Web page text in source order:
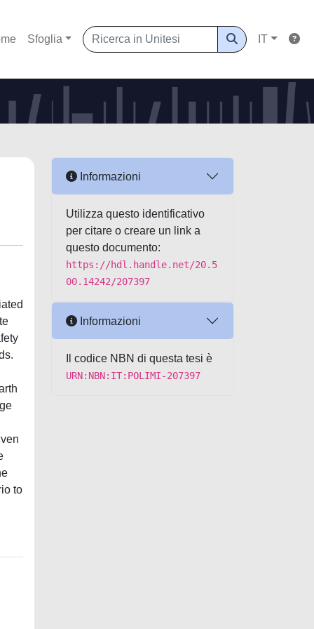
Sfoglia IT
to
Informazioni
Utilizza questo identificativo
per citare o creare un link a
questo documento:
https://hdl.handle.net/20.5
00.14242/207397
Informazioni
Il codice NBN di questa tesi è
URN:NBN:IT:POLIMI-207397